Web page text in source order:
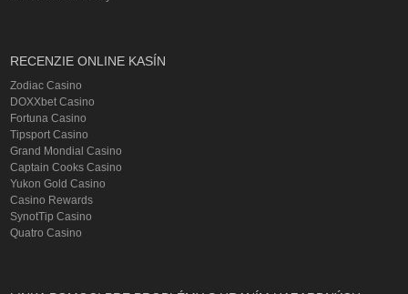
RECENZIE ONLINE KASÍN
Zodiac Casino
DOXXbet Casino
Fortuna Casino
Tipsport Casino
Grand Mondial Casino
Captain Cooks Casino
Yukon Gold Casino
Casino Rewards
SynotTip Casino
Quatro Casino